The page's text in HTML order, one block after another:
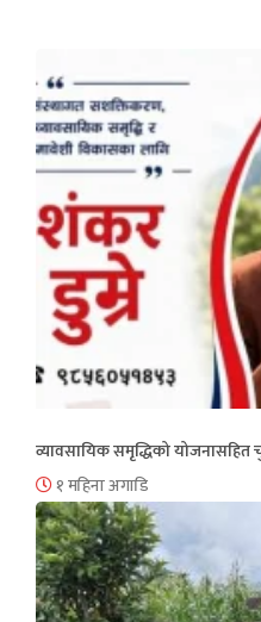
व्यावसायिक समृद्धिको योजनासहित
१ महिना अगाडि